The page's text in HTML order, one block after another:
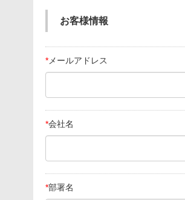
お客様情報
* メールアドレス
*会社名
*部署名